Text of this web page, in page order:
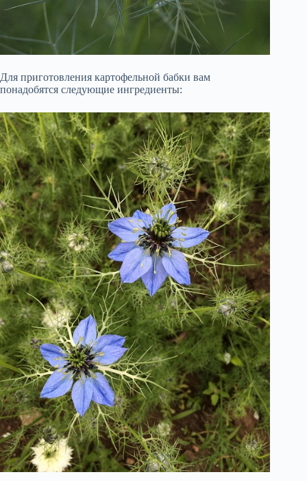
Для приготовления картофельной бабки вам
понадобятся следующие ингредиенты: